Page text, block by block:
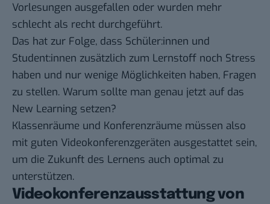
Vorlesungen ausgefallen oder wurden mehr
schlecht als recht durchgeführt.
Das hat zur Folge, dass Schüler:innen und
Student:innen zusätzlich zum Lernstoff noch Stress
haben und nur wenige Möglichkeiten haben, Fragen
zu stellen. Warum sollte man genau jetzt auf das
New Learning setzen?
Klassenräume und Konferenzräume müssen also
mit guten Videokonferenzgeräten ausgestattet sein,
um die Zukunft des Lernens auch optimal zu
unterstützen.
Videokonferenzausstattung von